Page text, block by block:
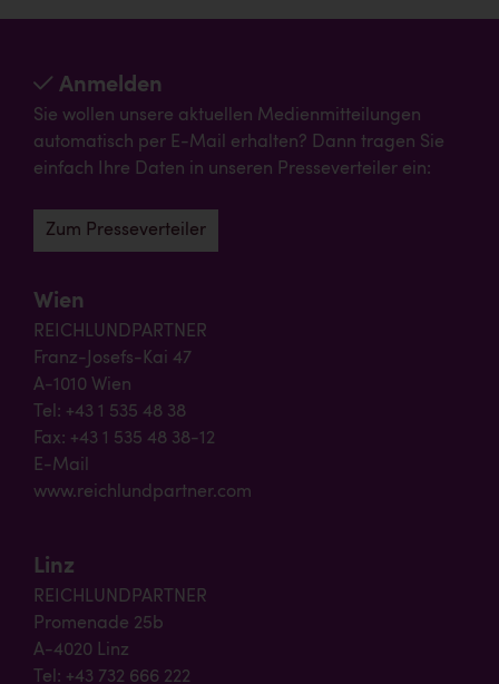
Anmelden
Sie wollen unsere aktuellen Medienmitteilungen
automatisch per E-Mail erhalten? Dann tragen Sie
einfach Ihre Daten in unseren Presseverteiler ein:
Zum Presseverteiler
Wien
REICHLUNDPARTNER
Franz-Josefs-Kai 47
A-1010 Wien
Tel: +43 1 535 48 38
Fax: +43 1 535 48 38-12
E-Mail
www.reichlundpartner.com
Linz
REICHLUNDPARTNER
Promenade 25b
A-4020 Linz
Tel: +43 732 666 222